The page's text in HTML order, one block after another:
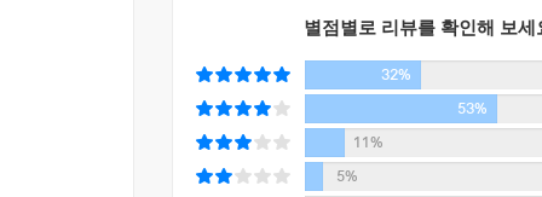
조수인 카즈코 씨(엄마)도 함께 갔기 때문에 혼자
조수인 카즈코씨는 “우리를 병원에서 탈출했다고
지당하신 말씀이다.
우리들은 아버지가 기다리는 집으로 향하는 택시
나는 택시 안에서 얼굴에 팩을 하기 시작했다.
사유리의 〈도키나와 코코로〉의 탄생은 여기에
그녀는 발칙하고도 재치가 넘치는 문장가다. 그
일컬어 4차원이라 칭한다. 마치 다른 세계에서 온
된다. 그것이야말로 ‘여행’이라는 두 글자가 지
느끼게 된다. 그녀를 보는 것만으로도 이미 마음
별점별로 리뷰를 확인해 보세
32%
53%
11%
5%